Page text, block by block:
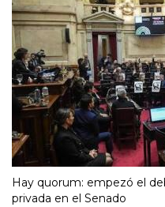
Hay quorum: empezó el
privada en el Senado